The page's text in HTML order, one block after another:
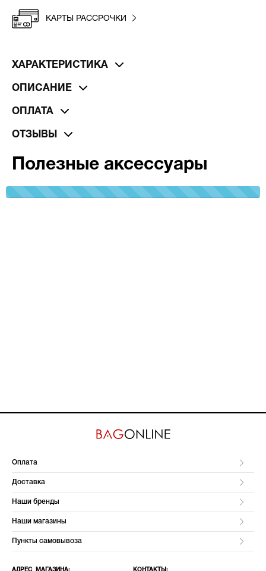
КАРТЫ РАССРОЧКИ
ХАРАКТЕРИСТИКА
ОПИСАНИЕ
ОПЛАТА
ОТЗЫВЫ
Полезные аксессуары
100%
Оплата
Доставка
Наши бренды
Наши магазины
Пункты самовывоза